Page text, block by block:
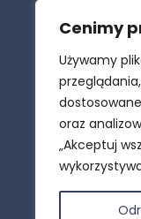
Cenimy
Używamy
oraz
„Akceptuj
ul.
+48